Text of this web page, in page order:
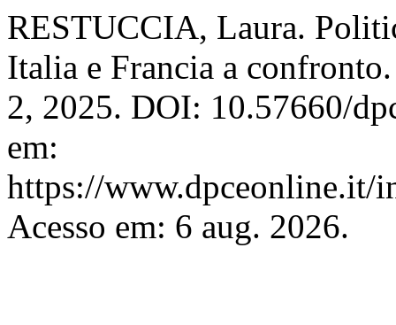
RESTUCCIA, Laura.
Italia e Francia a
2, 2025. DOI: 10.57660/
em:
https://www.dpceonline.it/
Acesso em: 6 aug. 2026.